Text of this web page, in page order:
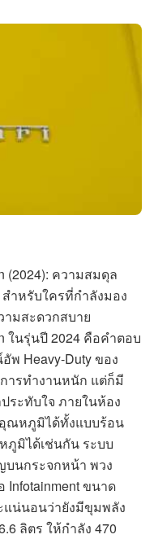
(2024): ความสมดุล
ำหรับใครที่กำลังมอง
มสะดวกสบาย
ในรุ่นปี 2024 คือคำตอบ
พ Heavy-Duty ของ
ารทำงานหนัก แต่ก็มี
ระทับใจ ภายในห้อง
ณหภูมิได้ทั้งแบบร้อน
ภูมิได้เช่นกัน ระบบ
บนกระจกหน้า พวง
ขนาด
แน่นอนว่ายังมีขุมพลัง
ลิตร ให้กำลัง 470